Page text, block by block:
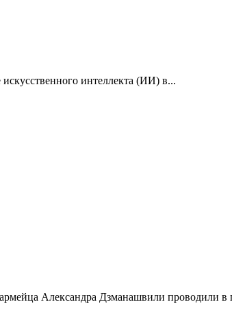
интеллекта (ИИ) в...
Александра Дзманашвили проводили в